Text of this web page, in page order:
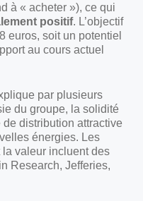
à « acheter »), ce qui
positif. L’objectif
euros, soit un potentiel
au cours actuel
par plusieurs
du groupe, la solidité
distribution attractive
énergies. Les
la valeur incluent des
Research, Jefferies,